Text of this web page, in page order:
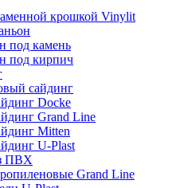
крошкой Vinylit
под камень
под кирпич
сайдинг
Docke
Grand Line
Mitten
U-Plast
ПВХ
Grand Line